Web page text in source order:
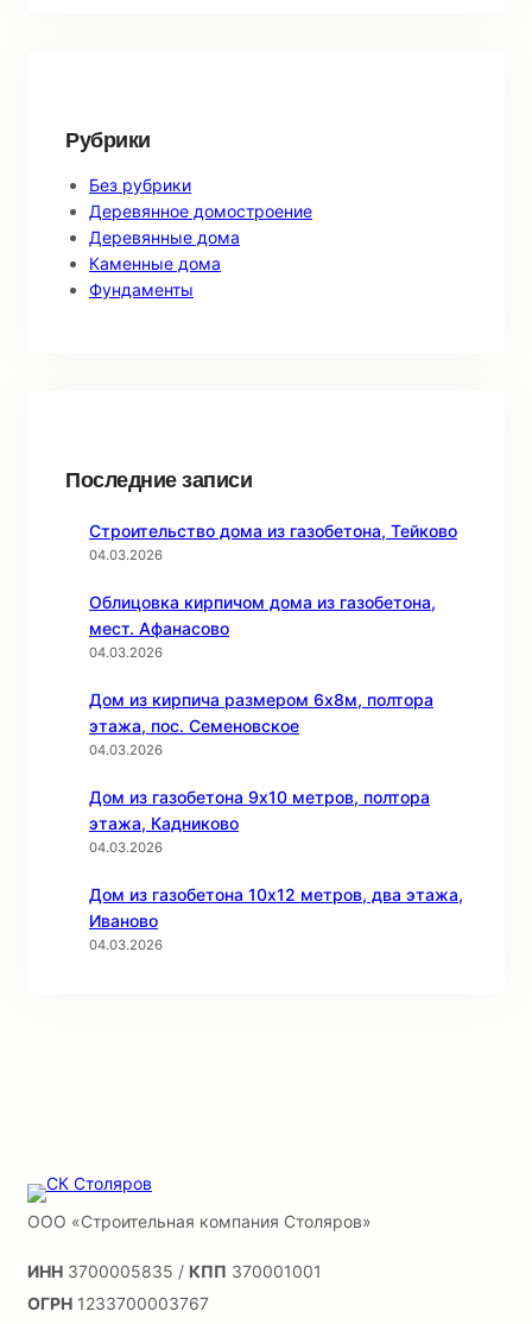
Рубрики
Без рубрики
Деревянное домостроение
Деревянные дома
Каменные дома
Фундаменты
Последние записи
Строительство дома из газобетона, Тейково
04.03.2026
Облицовка кирпичом дома из газобетона,
мест. Афанасово
04.03.2026
Дом из кирпича размером 6х8м, полтора
этажа, пос. Семеновское
04.03.2026
Дом из газобетона 9х10 метров, полтора
этажа, Кадниково
04.03.2026
Дом из газобетона 10х12 метров, два этажа,
Иваново
04.03.2026
ООО «Строительная компания Столяров»
ИНН 3700005835 / КПП 370001001
ОГРН 1233700003767